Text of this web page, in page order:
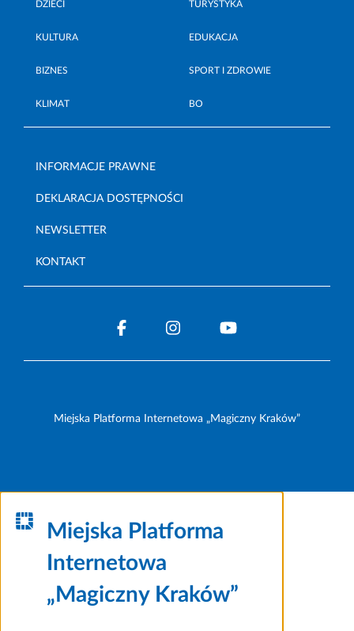
DZIECI TURYSTYKA
KULTURA EDUKACJA
BIZNES SPORT I ZDROWIE
KLIMAT BO
INFORMACJE PRAWNE
DEKLARACJA DOSTĘPNOŚCI
NEWSLETTER
KONTAKT
Miejska Platforma Internetowa „Magiczny Kraków”
Miejska Platforma
Internetowa
„Magiczny Kraków”